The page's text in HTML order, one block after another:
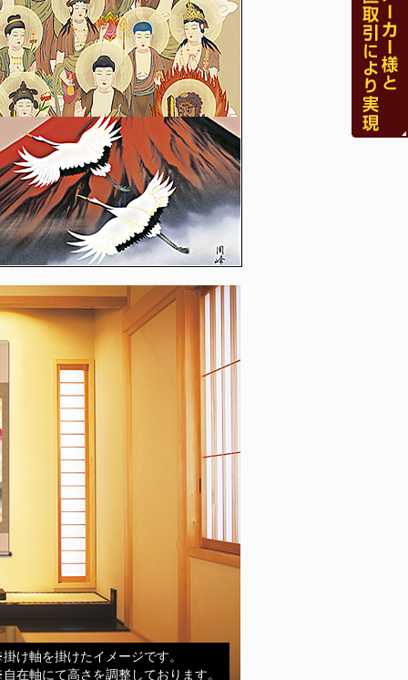
け軸を掛けたイメージです。
在軸にて高さを調整しております。